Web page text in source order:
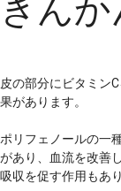
きんか
皮の部分にビタミン
果があります。
ポリフェノールの一
があり、血流を改善
吸収を促す作用もあり